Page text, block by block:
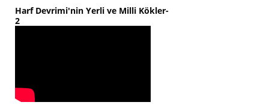
Harf Devrimi'nin Yerli ve Milli Kökler-
2